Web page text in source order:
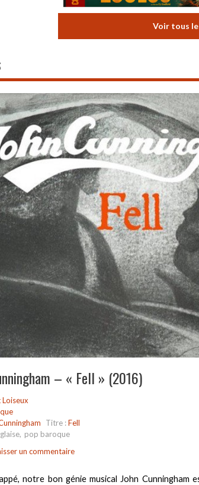
Voir tous
– « Fell » (2016)
Titre :Fell
, pop baroque
un commentaire
notre bon génie musical John Cunningham